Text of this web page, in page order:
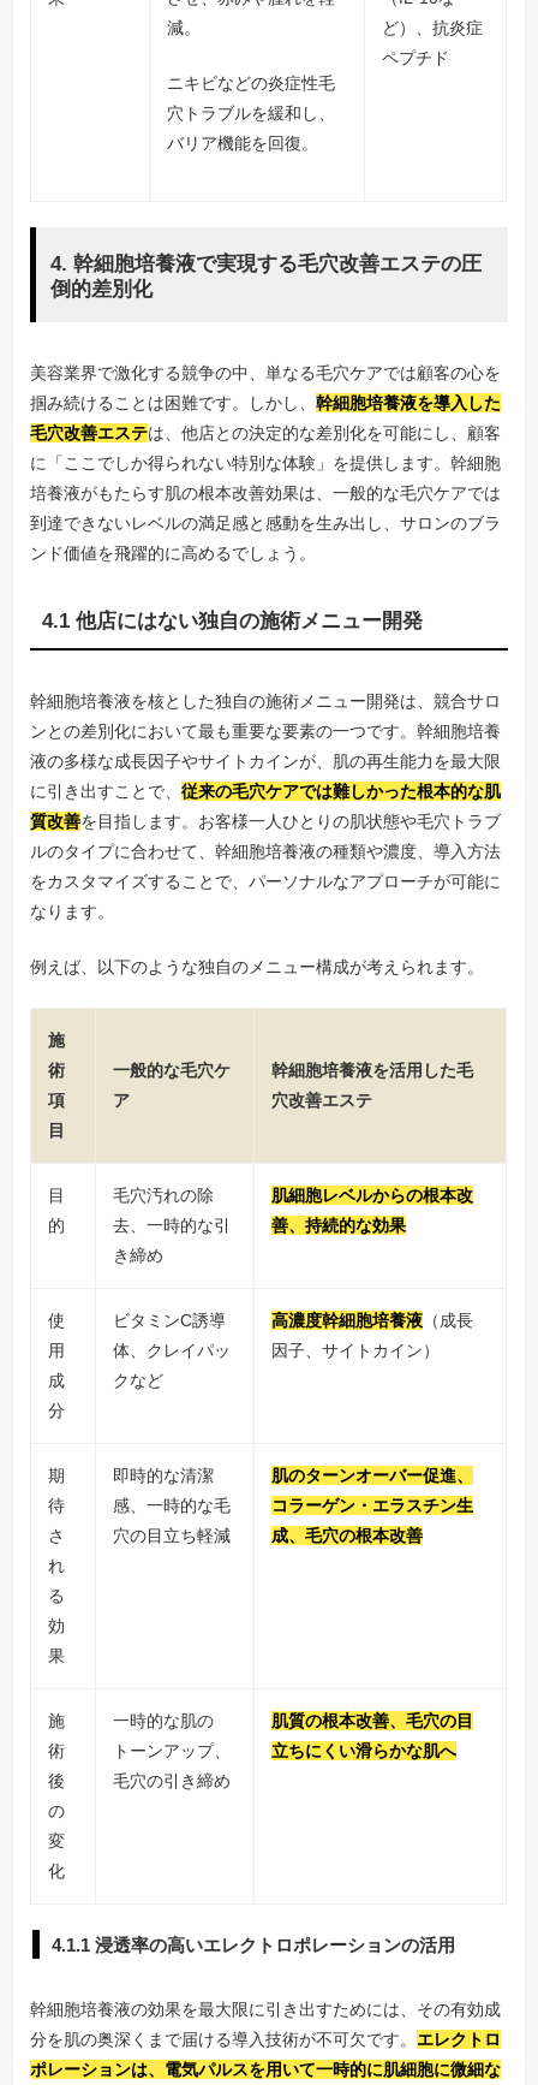
減。
ニキビなどの炎症性毛
穴トラブルを緩和し、
バリア機能を回復。
ど）、抗炎症
ペプチド
4. 幹細胞培養液で実現する毛穴改善エステの圧
倒的差別化
美容業界で激化する競争の中、単なる毛穴ケアでは顧客の心を
掴み続けることは困難です。しかし、幹細胞培養液を導入した
毛穴改善エステは、他店との決定的な差別化を可能にし、顧客
に「ここでしか得られない特別な体験」を提供します。幹細胞
培養液がもたらす肌の根本改善効果は、一般的な毛穴ケアでは
到達できないレベルの満足感と感動を生み出し、サロンのブラ
ンド価値を飛躍的に高めるでしょう。
4.1 他店にはない独自の施術メニュー開発
幹細胞培養液を核とした独自の施術メニュー開発は、競合サロ
ンとの差別化において最も重要な要素の一つです。幹細胞培養
液の多様な成長因子やサイトカインが、肌の再生能力を最大限
に引き出すことで、従来の毛穴ケアでは難しかった根本的な肌
質改善を目指します。お客様一人ひとりの肌状態や毛穴トラブ
ルのタイプに合わせて、幹細胞培養液の種類や濃度、導入方法
をカスタマイズすることで、パーソナルなアプローチが可能に
なります。
例えば、以下のような独自のメニュー構成が考えられます。
施
術
項
目
一般的な毛穴ケ
ア
幹細胞培養液を活用した毛
穴改善エステ
目
的
毛穴汚れの除
去、一時的な引
き締め
肌細胞レベルからの根本改
善、持続的な効果
使
用
成
分
ビタミンC誘導
体、クレイパッ
クなど
高濃度幹細胞培養液 （成長
因子、サイトカイン）
期
待
さ
れ
る
効
果
即時的な清潔
感、一時的な毛
穴の目立ち軽減
肌のターンオーバー促進、
コラーゲン・エラスチン生
成、毛穴の根本改善
施
術
後
の
変
化
一時的な肌の
トーンアップ、
毛穴の引き締め
肌質の根本改善、毛穴の目
立ちにくい滑らかな肌へ
4.1.1 浸透率の高いエレクトロポレーションの活用
幹細胞培養液の効果を最大限に引き出すためには、その有効成
分を肌の奥深くまで届ける導入技術が不可欠です。 エレクトロ
ポレーションは、電気パルスを用いて一時的に肌細胞に微細な